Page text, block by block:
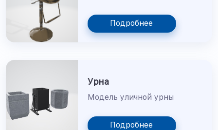
Подробнее
Урна
Модель уличной урны
Подробнее